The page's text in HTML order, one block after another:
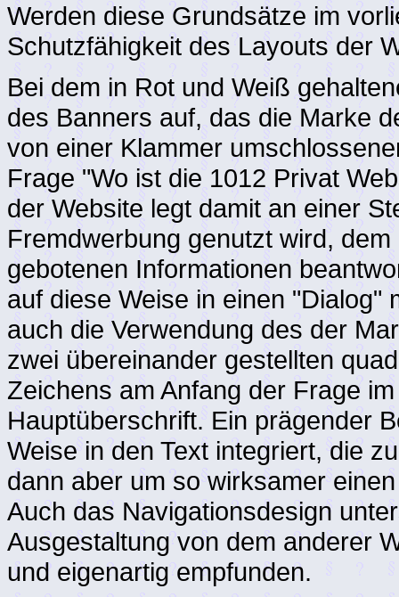
Werden diese Grundsätze im
Schutzfähigkeit des Layouts der
Bei dem in Rot und Weiß
des Banners auf, das die Marke
von einer Klammer
Frage "Wo ist die 1012 Privat
der Website legt damit an einer
Fremdwerbung genutzt wird,
gebotenen Informationen
auf diese Weise in einen "Dialog"
auch die Verwendung des der
zwei übereinander gestellten
Zeichens am Anfang der Frage
Hauptüberschrift. Ein prägender
Weise in den Text integriert, die
dann aber um so wirksamer
Auch das Navigationsdesign
Ausgestaltung von dem anderer
und eigenartig empfunden.